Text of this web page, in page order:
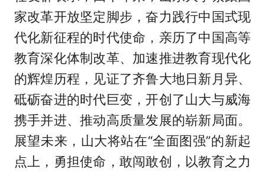
家改革开放坚定脚步，奋力践行中国式现
代化新征程的时代使命，亲历了中国高等
教育深化体制改革、加速推进教育现代化
的辉煌历程，见证了齐鲁大地日新月异、
砥砺奋进的时代巨变，开创了山大与威海
携手并进、推动高质量发展的崭新局面。
展望未来，山大将站在“全面图强”的新起
点上，勇担使命，敢闯敢创，以教育之力